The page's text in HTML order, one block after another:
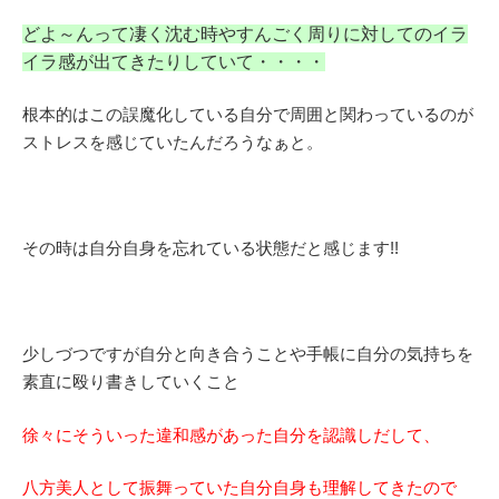
どよ～んって凄く沈む時やすんごく周りに対してのイラ
イラ感が出てきたりしていて・・・・
根本的はこの誤魔化している自分で周囲と関わっているのが
ストレスを感じていたんだろうなぁと。
その時は自分自身を忘れている状態だと感じます!!
少しづつですが自分と向き合うことや手帳に自分の気持ちを
素直に殴り書きしていくこと
徐々にそういった違和感があった自分を認識しだして、
八方美人として振舞っていた自分自身も理解してきたので